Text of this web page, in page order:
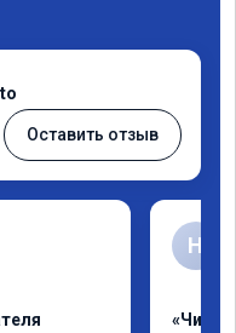
Оставить отзыв
Н
«Чип